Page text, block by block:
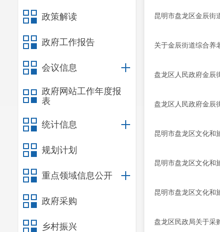
政策解读
政府工作报告
会议信息
政府网站工作年度报
表
统计信息
规划计划
重点领域信息公开
政府采购
乡村振兴
昆明市盘龙区金辰街
关于金辰街道综合养
盘龙区人民政府金辰
盘龙区人民政府金辰
昆明市盘龙区文化和
昆明市盘龙区文化和
昆明市盘龙区文化和
盘龙区民政局关于采